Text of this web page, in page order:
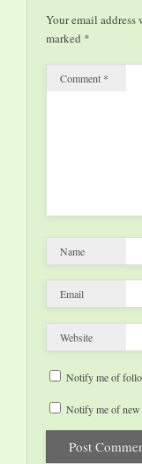
Your email
marked *
Comment *
Name
Email
Website
Notify me of
Notify me of new